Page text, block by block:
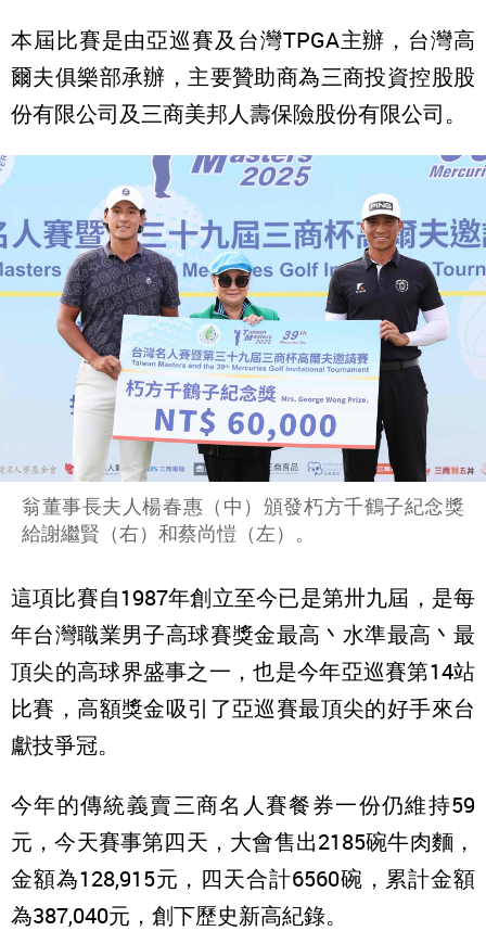
本屆比賽是由亞巡賽及台灣TPGA主辦，台灣高
爾夫俱樂部承辦，主要贊助商為三商投資控股股
份有限公司及三商美邦人壽保險股份有限公司。
翁董事長夫人楊春惠（中）頒發朽方千鶴子紀念獎
給謝繼賢（右）和蔡尚愷（左）。
這項比賽自1987年創立至今已是第卅九屆，是每
年台灣職業男子高球賽獎金最高丶水準最高丶最
頂尖的高球界盛事之一，也是今年亞巡賽第14站
比賽，高額獎金吸引了亞巡賽最頂尖的好手來台
獻技爭冠。
今年的傳統義賣三商名人賽餐券一份仍維持59
元，今天賽事第四天，大會售出2185碗牛肉麵，
金額為128,915元，四天合計6560碗，累計金額
為387,040元，創下歷史新高紀錄。